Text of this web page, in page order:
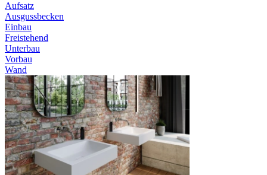
Aufsatz
Ausgussbecken
Einbau
Freistehend
Unterbau
Vorbau
Wand